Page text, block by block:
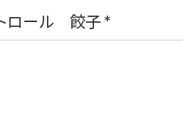
ロール 餃子 *